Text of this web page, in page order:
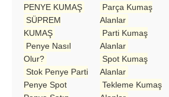
PENYE KUMAŞ
SÜPREM
KUMAŞ
Penye Nasıl
Olur?
Stok Penye Parti
Penye Spot
Parça Kumaş
Alanlar
Parti Kumaş
Alanlar
Spot Kumaş
Alanlar
Tekleme Kumaş